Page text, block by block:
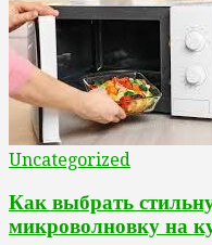
Uncategorized
Как выбрать
микроволновку на